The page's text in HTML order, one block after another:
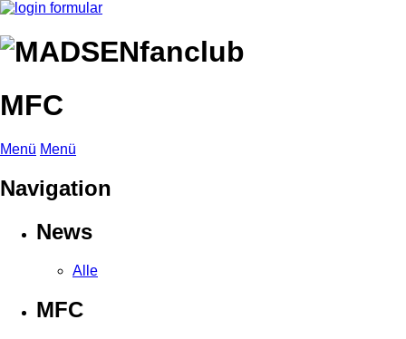
MFC
Menü Menü
Navigation
News
Alle
MFC